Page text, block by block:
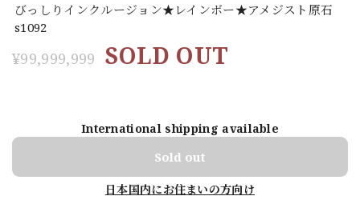
びっしりインクルージョン★レインボー★アメジスト原石
s1092
¥99,999,999 SOLD OUT
International shipping available
Sold out
日本国内にお住まいの方向け